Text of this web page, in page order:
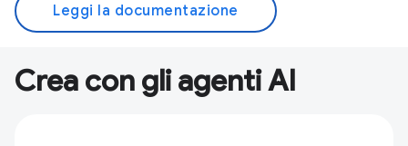
Leggi la documentazione
Crea con gli agenti AI